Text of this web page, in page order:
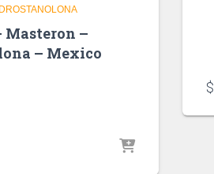
DROSTANOLONA
Masteron –
– Mexico
$